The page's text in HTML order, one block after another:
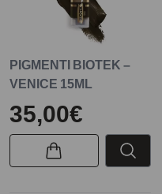
PIGMENTI BIOTEK –
VENICE 15ML
35,00€